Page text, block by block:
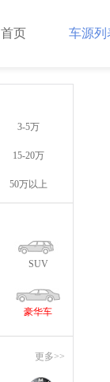
首页 车源列
3-5万
15-20万
50万以上
SUV
豪华车
更多>>